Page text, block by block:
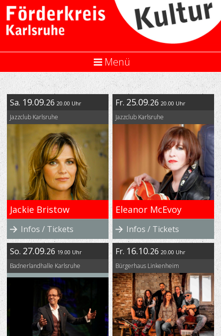
Menü
Sa. 19.09.2620.00 Uhr
Jazzclub Karlsruhe
Jackie Bristow
Infos / Tickets
Fr. 25.09.2620.00 Uhr
Jazzclub Karlsruhe
Eleanor McEvoy
Infos / Tickets
So. 27.09.26 19.00 Uhr
Badnerlandhalle Karlsruhe
Fr. 16.10.2620.00 Uhr
Bürgerhaus Linkenheim